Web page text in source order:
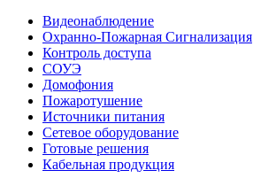
Видеонаблюдение
Охранно-Пожарная Сигнализация
Контроль доступа
СОУЭ
Домофония
Пожаротушение
Источники питания
Сетевое оборудование
Готовые решения
Кабельная продукция